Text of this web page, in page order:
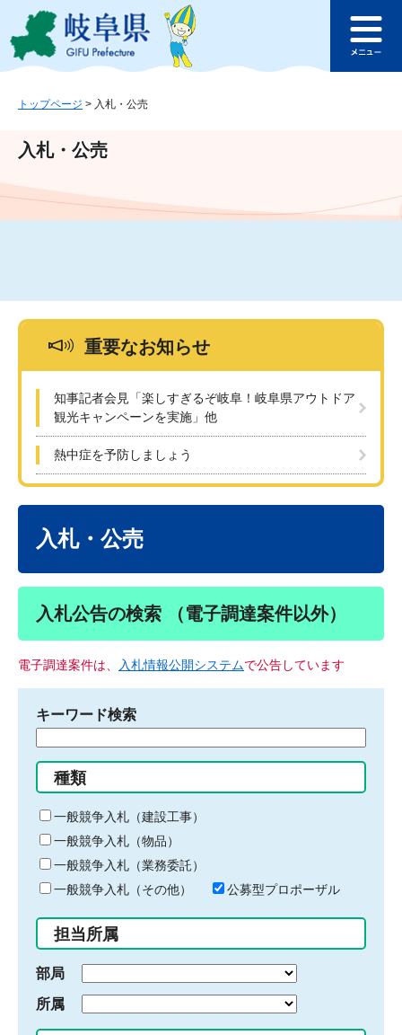
ジ
ュ
文
このページの本文へ
ュ
トップページ > 入札・公売
入札・公売
重要なお知らせ
知事記者会見「楽しすぎるぞ岐阜！岐阜県アウトドア
観光キャンペーンを実施」他
熱中症を予防しましょう
入札・公売
入札公告の検索 （電子調達案件以外）
電子調達案件は、 入札情報公開システムで公告しています
キーワード検索
る
キ
ー
ワ
ー
ド
入
力
種類
一般競争入札（建設工事）
一般競争入札（物品）
一般競争入札（業務委託）
一般競争入札（その他）
公募型プロポーザル
担当所属
部局
所属